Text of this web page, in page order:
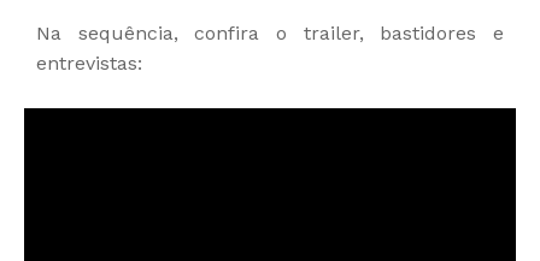
Na sequência, confira o trailer, bastidores e
entrevistas: